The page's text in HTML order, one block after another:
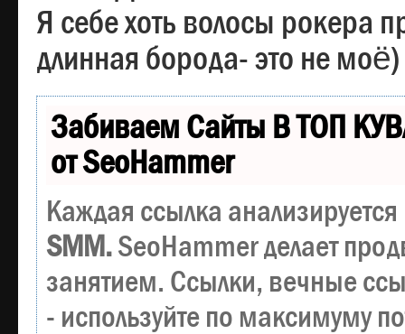
Я себе хоть волосы рокера
длинная борода- это не моё)
Забиваем Сайты В ТОП
от SeoHammer
Каждая ссылка
SMM.SeoHammer делает
занятием. Ссылки, вечные
- используйте по максимуму